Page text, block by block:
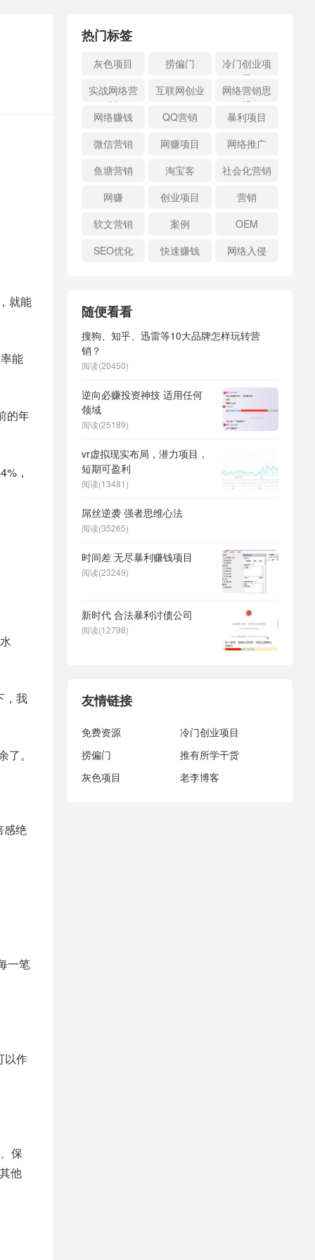
就能
能
的年
，
，我
。
感绝
一笔
以作
保
他
热门标签
灰色项目 捞偏门
冷门创业项
目
实战网络营
销
互联网创业
网络营销思
维
网络赚钱
QQ营销
暴利项目
微信营销
网赚项目
网络推广
鱼塘营销
淘宝客
社会化营销
网赚
创业项目
营销
软文营销
案例
OEM
SEO优化
快速赚钱 网络入侵
随便看看
搜狗、知乎、迅雷等10大品牌怎样玩转营
销？
阅读(20450)
逆向必赚投资神技 适用任何
领域
阅读(25189)
vr虚拟现实布局，潜力项目，
短期可盈利
阅读(13481)
屌丝逆袭 强者思维心法
阅读(35265)
时间差 无尽暴利赚钱项目
阅读(23249)
新时代 合法暴利讨债公司
阅读(12798)
友情链接
免费资源
冷门创业项目
捞偏门
推有所学干货
灰色项目
老李博客